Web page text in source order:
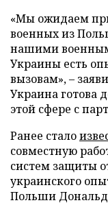
«Мы ожидаем
военных из
нашими
Украины есть
вызовам», –
Украина готова
этой сфере с
Ранее стало
совместную
систем защиты
украинского
Польши Дональд